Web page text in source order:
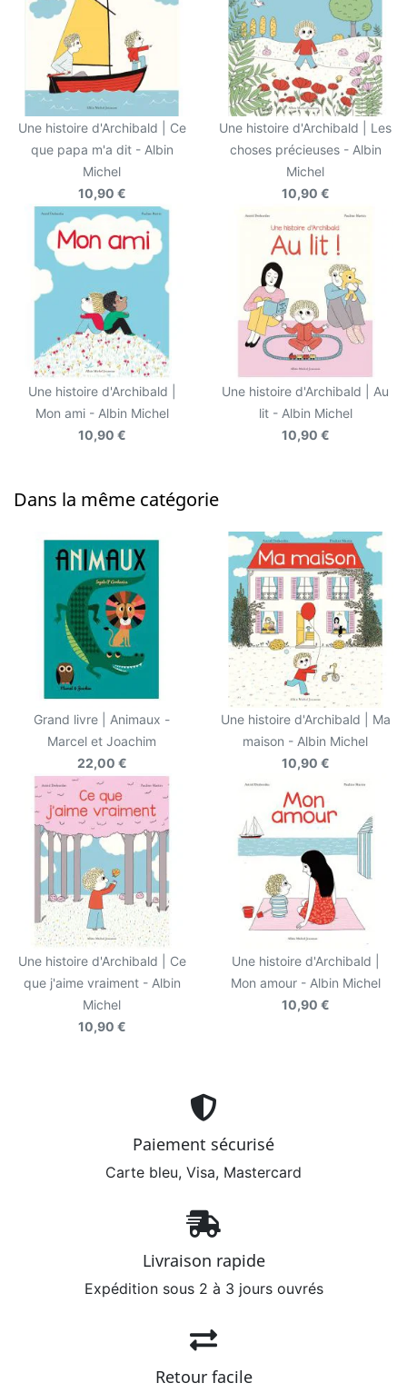
Une histoire d'Archibald | Ce
que papa m'a dit - Albin
Michel
10,90 €
Une histoire d'Archibald | Les
choses précieuses - Albin
Michel
10,90 €
Une histoire d'Archibald |
Mon ami - Albin Michel
10,90 €
Une histoire d'Archibald | Au
lit - Albin Michel
10,90 €
Dans la même catégorie
Grand livre | Animaux -
Marcel et Joachim
22,00 €
Une histoire d'Archibald | Ma
maison - Albin Michel
10,90 €
Une histoire d'Archibald | Ce
que j'aime vraiment - Albin
Michel
10,90 €
Une histoire d'Archibald |
Mon amour - Albin Michel
10,90 €
Paiement sécurisé
Carte bleu, Visa, Mastercard
Livraison rapide
Expédition sous 2 à 3 jours ouvrés
Retour facile